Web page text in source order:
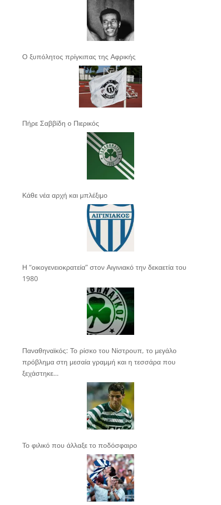
Ο ξυπόλητος πρίγκιπας της Αφρικής
Πήρε Σαββίδη ο Πιερικός
Κάθε νέα αρχή και μπλέξιμο
Η “οικογενειοκρατεία” στον Αιγινιακό την δεκαετία του
1980
Παναθηναϊκός: Το ρίσκο του Νίστρουπ, το μεγάλο
πρόβλημα στη μεσαία γραμμή και η τεσσάρα που
ξεχάστηκε…
Το φιλικό που άλλαξε το ποδόσφαιρο